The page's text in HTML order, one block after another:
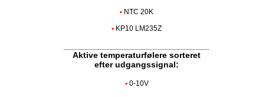
• NTC 20K
• KP10 LM235Z
Aktive temperaturfølere sorteret
efter udgangssignal:
• 0-10V